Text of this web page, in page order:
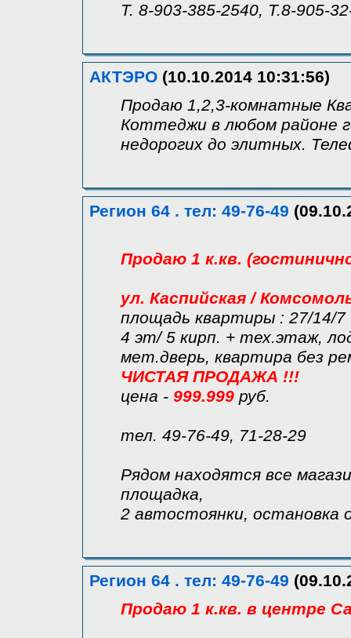
Т. 8-903-385-2540, Т.8-905-
АКТЭРО (10.10.2014 10:31:56)
Продаю 1,2,3-комнатные
Коттеджи в любом районе
недорогих до элитных.
Регион 64 . тел: 49-76-49
Продаю 1 к.кв.
ул. Каспийская /
площадь квартиры : 27/14/7
4 эт/ 5 кирп. + тех.этаж,
мет.дверь, квартира без
ЧИСТАЯ ПРОДАЖА !!!
цена - 999.999 руб.
тел. 49-76-49, 71-28-29
Рядом находятся все
площадка,
2 автостоянки,
Регион 64 . тел: 49-76-49
Продаю 1 к.кв. в центре